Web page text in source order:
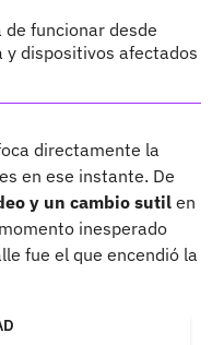
de funcionar desde
y dispositivos afectados
directamente la
en ese instante. De
y un cambio sutil en
inesperado
fue el que encendió la